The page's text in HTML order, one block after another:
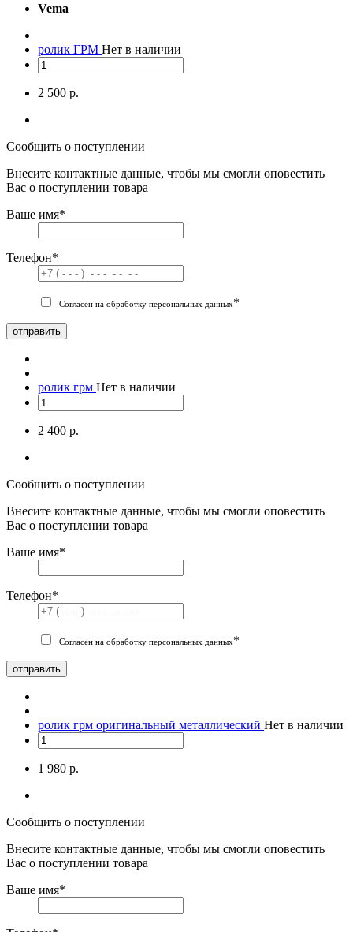
Vema
ролик ГРМ Нет в наличии
2 500 р.
Сообщить о поступлении
Внесите контактные данные, чтобы мы смогли оповестить
Вас о поступлении товара
Ваше имя*
Телефон*
Согласен на обработку персональных данных*
отправить
ролик грм Нет в наличии
2 400 р.
Сообщить о поступлении
Внесите контактные данные, чтобы мы смогли оповестить
Вас о поступлении товара
Ваше имя*
Телефон*
Согласен на обработку персональных данных*
отправить
ролик грм оригинальный металлический Нет в наличии
1 980 р.
Сообщить о поступлении
Внесите контактные данные, чтобы мы смогли оповестить
Вас о поступлении товара
Ваше имя*